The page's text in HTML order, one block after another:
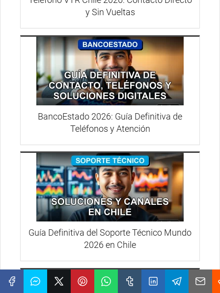
y Sin Vueltas
BancoEstado 2026: Guía Definitiva de
Teléfonos y Atención
Guía Definitiva del Soporte Técnico Mundo
2026 en Chile